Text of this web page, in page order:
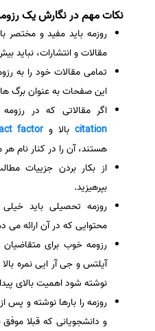
سفارش تهیه کاورلتر
سفارش انگیزه‌نامه‌SOP
نکات مهم در نگارش یک
روزمه باید مفید و
مقالات و انتشارات، نباید بیش از ۲
تمامی مقالات خود را به
این صفحات به عنوان برگ
اگر مقالاتی که در
citation بالا وfactor
هستند، آن را در کنار نام
از بکار بردن جزییات
بپرهیزید.
روزمه تحصیلی باید
محتوایی که در آن ارائه می
رزومه خوب برای
آیلتس و جی آر ایی نمره
نوشته شود اهمیت بالای
روزمه را بارها نوشته و پس
و دانشجویانی که قبلا